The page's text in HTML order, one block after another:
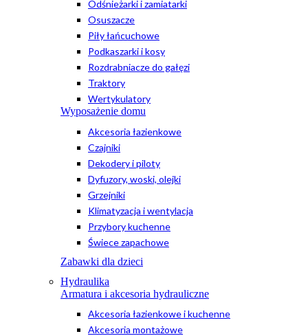
Odśnieżarki i zamiatarki
Osuszacze
Piły łańcuchowe
Podkaszarki i kosy
Rozdrabniacze do gałęzi
Traktory
Wertykulatory
Wyposażenie domu
Akcesoria łazienkowe
Czajniki
Dekodery i piloty
Dyfuzory, woski, olejki
Grzejniki
Klimatyzacja i wentylacja
Przybory kuchenne
Świece zapachowe
Zabawki dla dzieci
Hydraulika
Armatura i akcesoria hydrauliczne
Akcesoria łazienkowe i kuchenne
Akcesoria montażowe